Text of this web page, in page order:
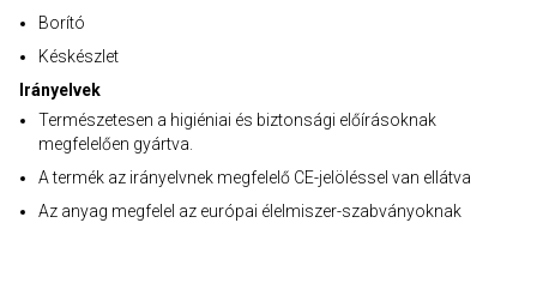
Borító
Késkészlet
Irányelvek
Természetesen a higiéniai és biztonsági előírásoknak
megfelelően gyártva.
A termék az irányelvnek megfelelő CE-jelöléssel van ellátva
Az anyag megfelel az európai élelmiszer-szabványoknak